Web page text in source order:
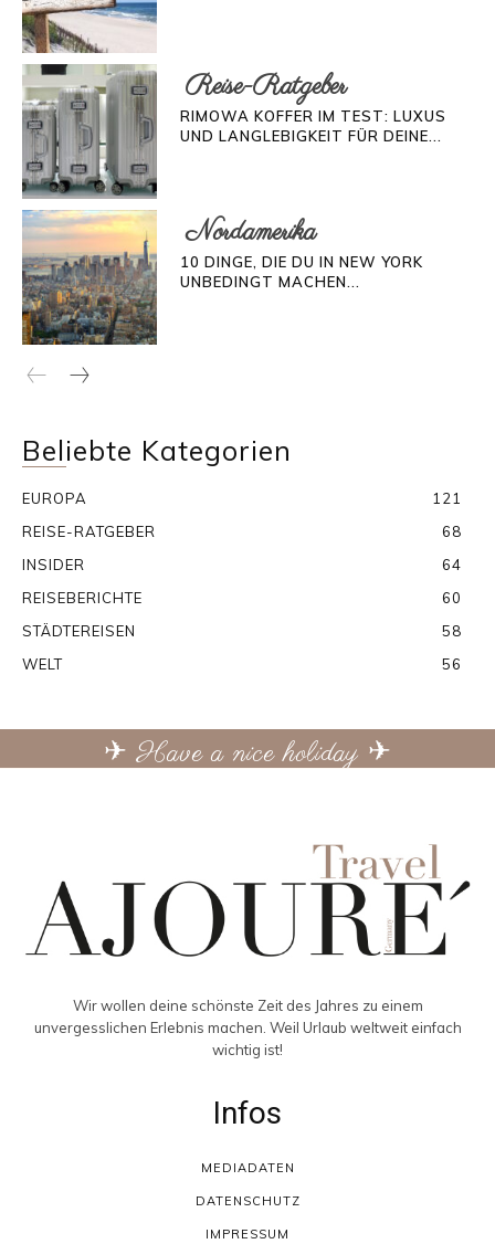
Reise-Ratgeber
RIMOWA KOFFER IM TEST: LUXUS
UND LANGLEBIGKEIT FÜR DEINE...
Nordamerika
10 DINGE, DIE DU IN NEW YORK
UNBEDINGT MACHEN...
Beliebte Kategorien
EUROPA
121
REISE-RATGEBER
68
INSIDER
64
REISEBERICHTE
60
STÄDTEREISEN
58
WELT
56
✈ Have a nice holiday ✈
Wir wollen deine schönste Zeit des Jahres zu einem
unvergesslichen Erlebnis machen. Weil Urlaub weltweit einfach
wichtig ist!
Infos
MEDIADATEN
DATENSCHUTZ
IMPRESSUM